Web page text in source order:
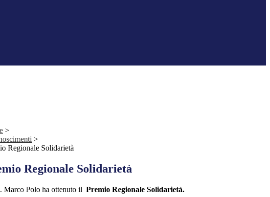
>
>
Regionale Solidarietà
Regionale Solidarietà
Marco Polo ha ottenuto il Premio Regionale Solidarietà.